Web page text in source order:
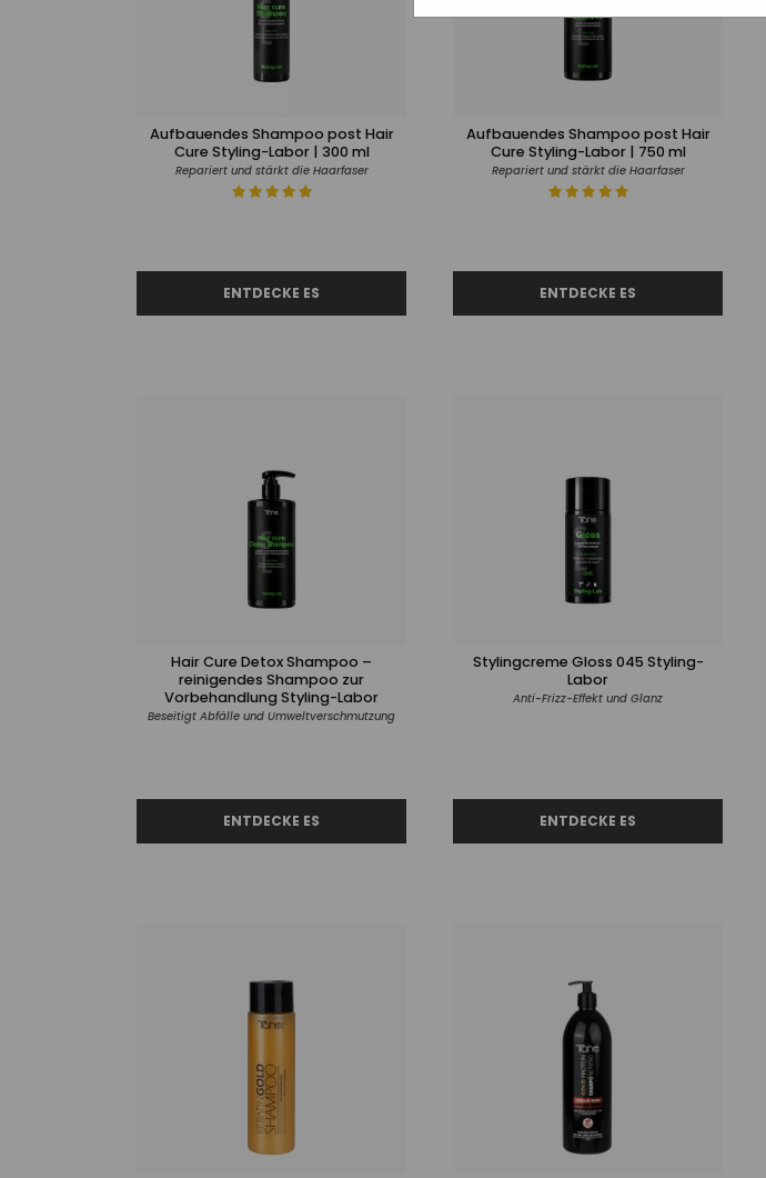
Aufbauendes Shampoo post Hair
Cure Styling-Labor | 300 ml
Repariert und stärkt die Haarfaser
Aufbauendes Shampoo post Hair
Cure Styling-Labor | 750 ml
Repariert und stärkt die Haarfaser
Hair Cure Detox Shampoo –
reinigendes Shampoo zur
Vorbehandlung Styling-Labor
Beseitigt Abfälle und Umweltverschmutzung
Stylingcreme Gloss 045 Styling-
Labor
Anti-Frizz-Effekt und Glanz